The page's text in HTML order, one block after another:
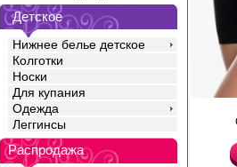
Детское
Нижнее белье детское
Колготки
Носки
Для купания
Одежда
Леггинсы
Распродажа
Трусы шорты
эффектом из мягкой
добавлением
линию талии,
ягодиц. Модель